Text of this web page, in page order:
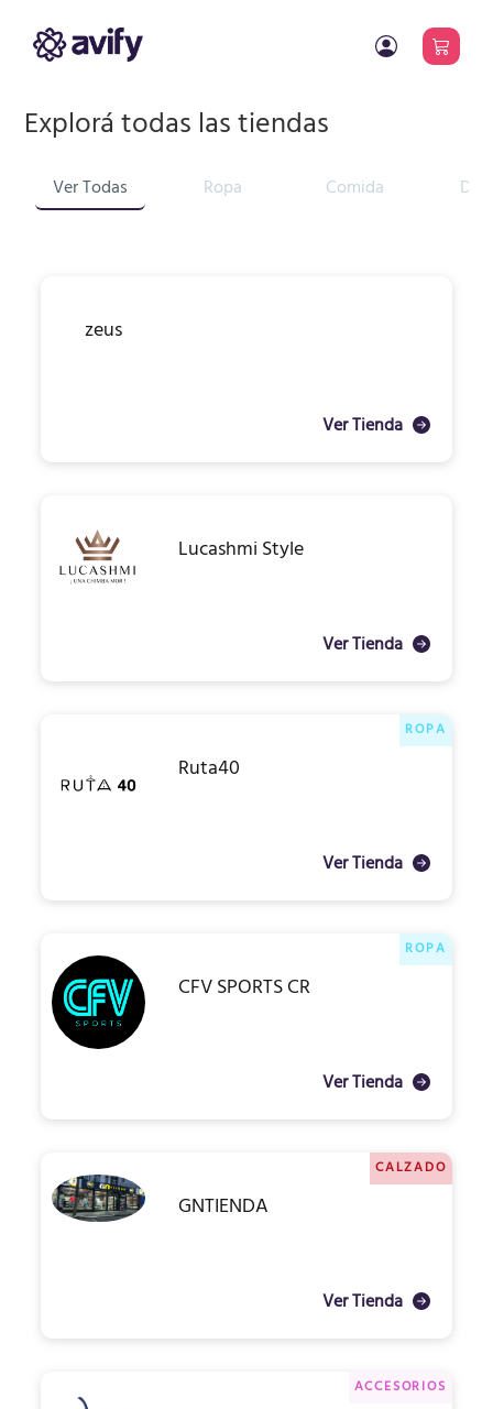
Explorá todas las tiendas
Ver Todas Ropa Comida
zeus
Ver Tienda
Lucashmi Style
Ver Tienda
ROPA
Ruta40
Ver Tienda
ROPA
CFV SPORTS CR
Ver Tienda
CALZADO
GNTIENDA
Ver Tienda
ACCESORIOS